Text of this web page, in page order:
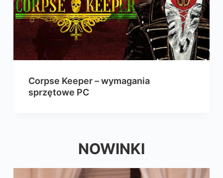
Corpse Keeper – wymagania
sprzętowe PC
NOWINKI